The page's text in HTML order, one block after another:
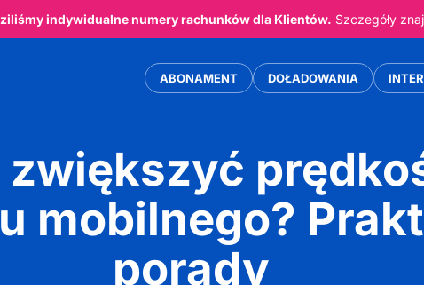
indywidualne numery rachunków dla Klientów. Szczegóły
ABONAMENT DOŁADOWANIA
zwiększyć
mobilnego?
porady